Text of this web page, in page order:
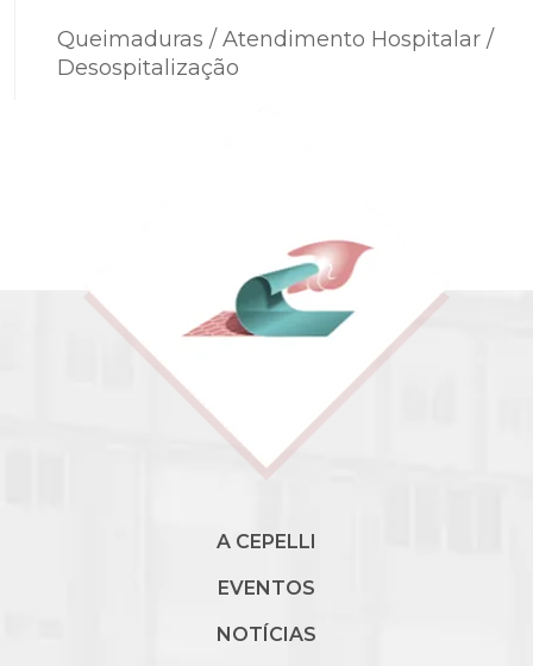
Queimaduras / Atendimento Hospitalar /
Desospitalização
A CEPELLI
EVENTOS
NOTÍCIAS